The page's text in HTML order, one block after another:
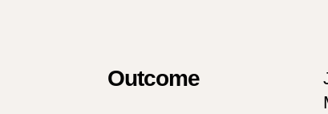
Outcome